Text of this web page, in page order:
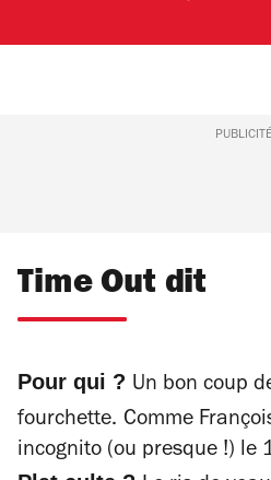
PUBLICITÉ
Time Out dit
Pour qui ? Un bon coup
fourchette. Comme
incognito (ou presque !) le